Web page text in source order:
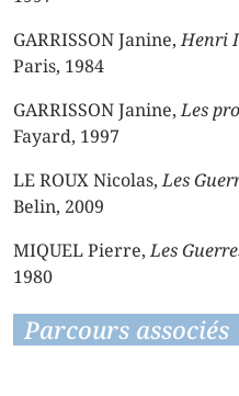
GARRISSON Janine,Henri
Paris, 1984
GARRISSON Janine,Les
Fayard, 1997
LE ROUX Nicolas,Les
Belin, 2009
MIQUEL Pierre,Les
1980
Parcours associés